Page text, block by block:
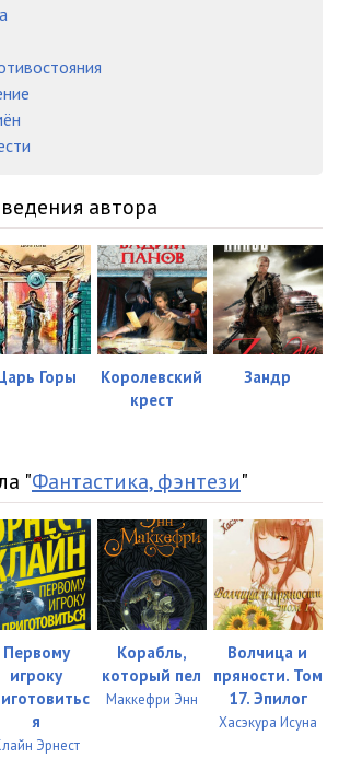
12:57
14:39
19:04
19:53
19:04
14:02
19:55
14:09
12:22
автора
Горы
Королевский
крест
Зандр
"Фантастика, фэнтези"
Первому
игроку
я
Эрнест
Корабль,
который пел
Маккефри Энн
Волчица и
пряности. Том
17. Эпилог
Хасэкура Исуна